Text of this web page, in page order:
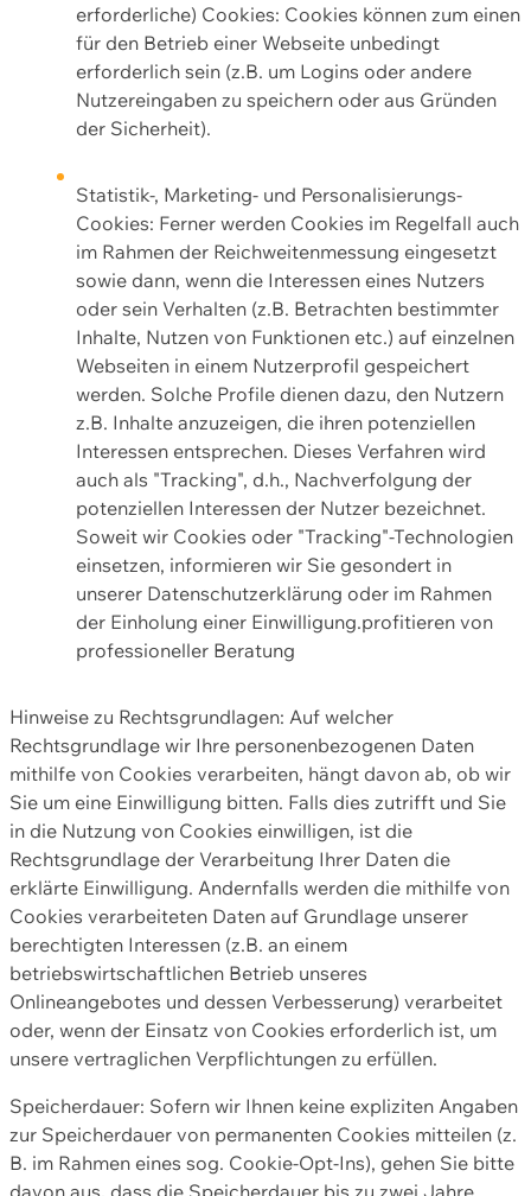
erforderliche) Cookies: Cookies können zum einen
für den Betrieb einer Webseite unbedingt
erforderlich sein (z.B. um Logins oder andere
Nutzereingaben zu speichern oder aus Gründen
der Sicherheit).
Statistik-, Marketing- und Personalisierungs-
Cookies: Ferner werden Cookies im Regelfall auch
im Rahmen der Reichweitenmessung eingesetzt
sowie dann, wenn die Interessen eines Nutzers
oder sein Verhalten (z.B. Betrachten bestimmter
Inhalte, Nutzen von Funktionen etc.) auf einzelnen
Webseiten in einem Nutzerprofil gespeichert
werden. Solche Profile dienen dazu, den Nutzern
z.B. Inhalte anzuzeigen, die ihren potenziellen
Interessen entsprechen. Dieses Verfahren wird
auch als "Tracking", d.h., Nachverfolgung der
potenziellen Interessen der Nutzer bezeichnet.
Soweit wir Cookies oder "Tracking"-Technologien
einsetzen, informieren wir Sie gesondert in
unserer Datenschutzerklärung oder im Rahmen
der Einholung einer Einwilligung.profitieren von
professioneller Beratung
Hinweise zu Rechtsgrundlagen: Auf welcher
Rechtsgrundlage wir Ihre personenbezogenen Daten
mithilfe von Cookies verarbeiten, hängt davon ab, ob wir
Sie um eine Einwilligung bitten. Falls dies zutrifft und Sie
in die Nutzung von Cookies einwilligen, ist die
Rechtsgrundlage der Verarbeitung Ihrer Daten die
erklärte Einwilligung. Andernfalls werden die mithilfe von
Cookies verarbeiteten Daten auf Grundlage unserer
berechtigten Interessen (z.B. an einem
betriebswirtschaftlichen Betrieb unseres
Onlineangebotes und dessen Verbesserung) verarbeitet
oder, wenn der Einsatz von Cookies erforderlich ist, um
unsere vertraglichen Verpflichtungen zu erfüllen.
Speicherdauer: Sofern wir Ihnen keine expliziten Angaben
zur Speicherdauer von permanenten Cookies mitteilen (z.
B. im Rahmen eines sog. Cookie-Opt-Ins), gehen Sie bitte